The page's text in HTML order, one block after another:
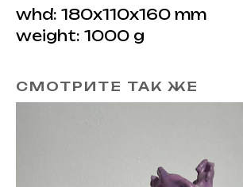
whd: 180x110x160 mm
weight: 1000 g
СМОТРИТЕ ТАК ЖЕ